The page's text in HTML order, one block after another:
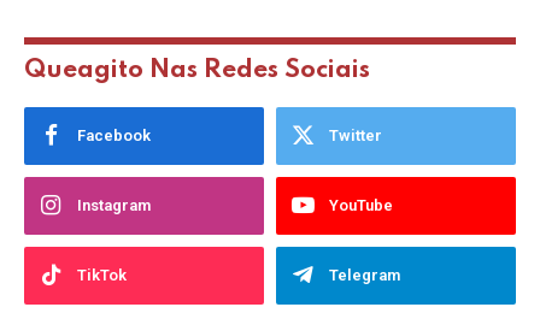
Queagito Nas Redes Sociais
Facebook Twitter
Instagram YouTube
TikTok Telegram